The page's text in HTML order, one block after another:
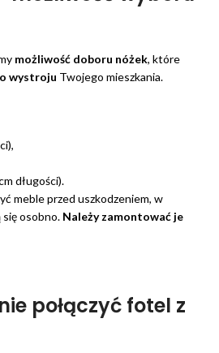
możliwość doboru nóżek, które
wystroju Twojego mieszkania.
długości).
meble przed uszkodzeniem, w
się osobno. Należy zamontować je
połączyć fotel z